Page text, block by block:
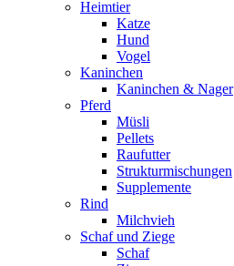
Heimtier
Katze
Hund
Vogel
Kaninchen
Kaninchen & Nager
Pferd
Müsli
Pellets
Raufutter
Strukturmischungen
Supplemente
Rind
Milchvieh
Schaf und Ziege
Schaf